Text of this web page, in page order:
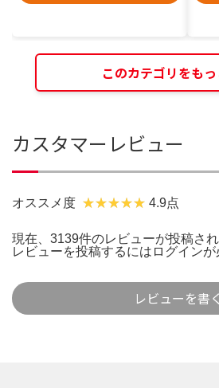
このカテゴリをも
カスタマーレビュー
オススメ度 4.9点
現在、3139件のレビューが投稿され
レビューを投稿するには ログインが
レビューを書く